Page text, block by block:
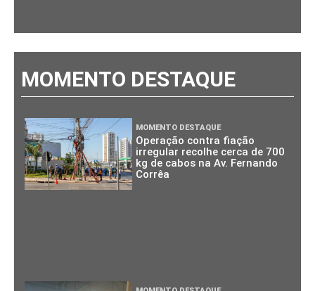
MOMENTO DESTAQUE
MOMENTO DESTAQUE
Operação contra fiação
irregular recolhe cerca de 700
kg de cabos na Av. Fernando
Corrêa